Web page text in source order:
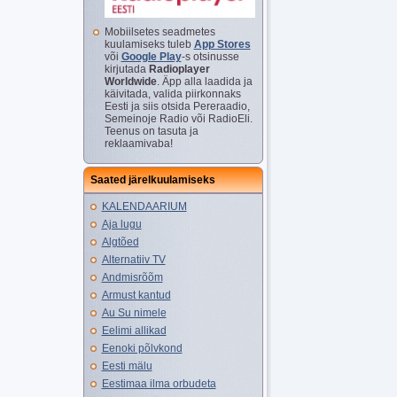
Mobiilsetes seadmetes
kuulamiseks tuleb App Stores
või Google Play-s otsinusse
kirjutada Radioplayer
Worldwide. Äpp alla laadida ja
käivitada, valida piirkonnaks
Eesti ja siis otsida Pereraadio,
Semeinoje Radio või RadioEli.
Teenus on tasuta ja
reklaamivaba!
Saated järelkuulamiseks
KALENDAARIUM
Aja lugu
Algtõed
Alternatiiv TV
Andmisrõõm
Armust kantud
Au Su nimele
Eelimi allikad
Eenoki põlvkond
Eesti mälu
Eestimaa ilma orbudeta